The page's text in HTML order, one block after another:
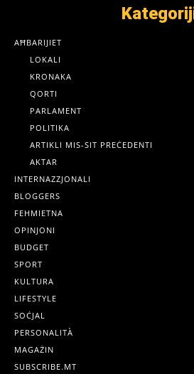
AĦBARIJIET
LOKALI
KRONAKA
QORTI
PARLAMENT
POLITIKA
ARTIKLI MIS-SIT PREĊEDENTI
AKTAR
INTERNAZZJONALI
BLOGGERS
FEHMIETNA
OPINJONI
BUDGET
SPORT
KULTURA
LIFESTYLE
SOĊJAL
PERSONALITÀ
MAGAŻIN
SUBSCRIBE.MT